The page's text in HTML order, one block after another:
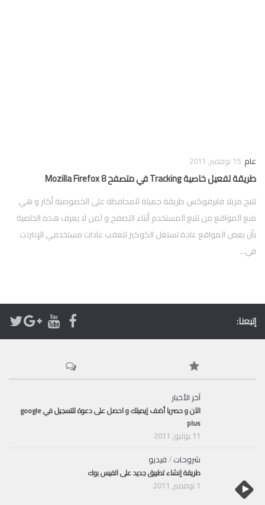
عام 15 نوفمبر, 2011
طريقة تفعيل خاصية Tracking في متصفح Mozilla Firefox 8
تتيح مزيلا فايرفوكس طريقة جميلة للمحافظة على الخصوصية أكثر و هي
منع المواقع من تتبع المستخدم أثناء التصفح و لمن لا يعرف هذه الخاصية
بأن بعض المواقع عادة تستغل الكوكيز لتعقب عادات مستخدمي الإنترنت
في...
إتبعنا:
آخر الأخبار
الآن و حصريا أضف إيميلك و احصل على دعوة للتسجيل في google
plus
شروحات/فيديو
طريقة إنشاء تطبيق جديد على الفيس بوك